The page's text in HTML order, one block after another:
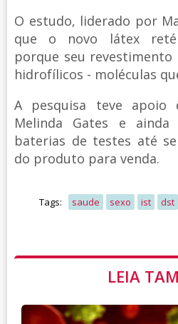
O estudo, liderado por
que o novo látex
porque seu
hidrofílicos - moléculas
A pesquisa teve apoio
Melinda Gates e
baterias de testes até
do produto para venda.
Tags: saude sexo ist dst
LEIA